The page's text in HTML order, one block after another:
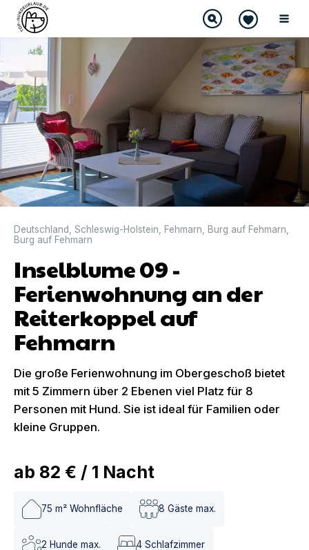
Deutschland Schleswig-Holstein Fehmarn Burg auf Fehmarn
Burg auf Fehmarn
Inselblume 09 -
Ferienwohnung an der
Reiterkoppel auf
Fehmarn
Die große Ferienwohnung im Obergeschoß bietet
mit 5 Zimmern über 2 Ebenen viel Platz für 8
Personen mit Hund. Sie ist ideal für Familien oder
kleine Gruppen.
ab 82 € / 1 Nacht
75 m² Wohnfläche 8 Gäste max.
2 Hunde max. 4 Schlafzimmer